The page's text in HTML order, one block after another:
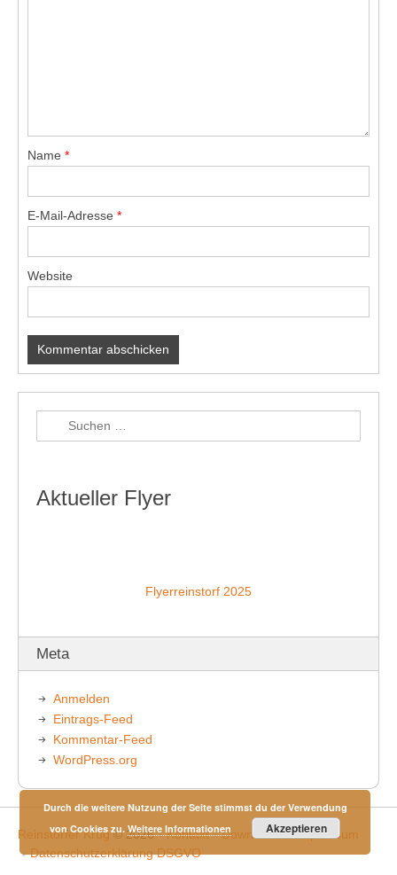
Name *
E-Mail-Adresse *
Website
Aktueller Flyer
Flyerreinstorf 2025
Meta
Anmelden
Eintrags-Feed
Kommentar-Feed
WordPress.org
Reinstorfer Krug© 2026 Kontakt Downloads
Impressum
Datenschutzerklärung DSGVO
Durch die weitere Nutzung der Seite stimmst du der Verwendung
von Cookies zu.Weitere Informationen Akzeptieren